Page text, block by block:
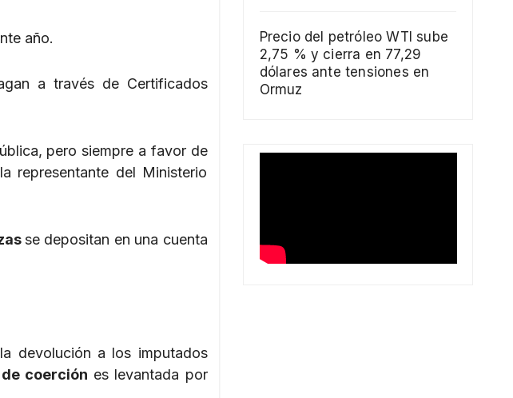
año.
a través de Certificados
pero siempre a favor de
representante del Ministerio
se depositan en una cuenta
devolución a los imputados
coerción es levantada por
Precio del petróleo WTI sube
2,75 % y cierra en 77,29
dólares ante tensiones en
Ormuz